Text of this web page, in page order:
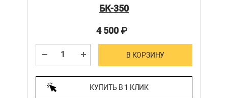
БК-350
4 500₽
В КОРЗИНУ
КУПИТЬ В 1 КЛИК